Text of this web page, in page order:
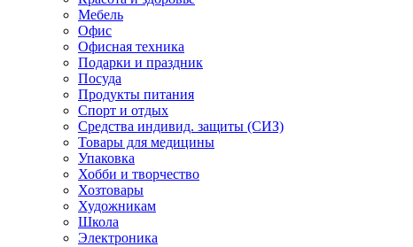
Мебель
Офис
Офисная техника
Подарки и праздник
Посуда
Продукты питания
Спорт и отдых
Средства индивид. защиты (СИЗ)
Товары для медицины
Упаковка
Хобби и творчество
Хозтовары
Художникам
Школа
Электроника